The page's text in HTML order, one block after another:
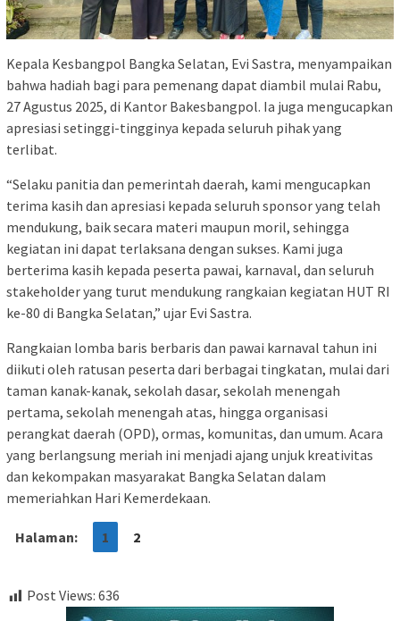
Kepala Kesbangpol Bangka Selatan, Evi Sastra, menyampaikan
bahwa hadiah bagi para pemenang dapat diambil mulai Rabu,
27 Agustus 2025, di Kantor Bakesbangpol. Ia juga mengucapkan
apresiasi setinggi-tingginya kepada seluruh pihak yang
terlibat.
“Selaku panitia dan pemerintah daerah, kami mengucapkan
terima kasih dan apresiasi kepada seluruh sponsor yang telah
mendukung, baik secara materi maupun moril, sehingga
kegiatan ini dapat terlaksana dengan sukses. Kami juga
berterima kasih kepada peserta pawai, karnaval, dan seluruh
stakeholder yang turut mendukung rangkaian kegiatan HUT RI
ke-80 di Bangka Selatan,” ujar Evi Sastra.
Rangkaian lomba baris berbaris dan pawai karnaval tahun ini
diikuti oleh ratusan peserta dari berbagai tingkatan, mulai dari
taman kanak-kanak, sekolah dasar, sekolah menengah
pertama, sekolah menengah atas, hingga organisasi
perangkat daerah (OPD), ormas, komunitas, dan umum. Acara
yang berlangsung meriah ini menjadi ajang unjuk kreativitas
dan kekompakan masyarakat Bangka Selatan dalam
memeriahkan Hari Kemerdekaan.
Halaman: 1 2
Post Views: 636